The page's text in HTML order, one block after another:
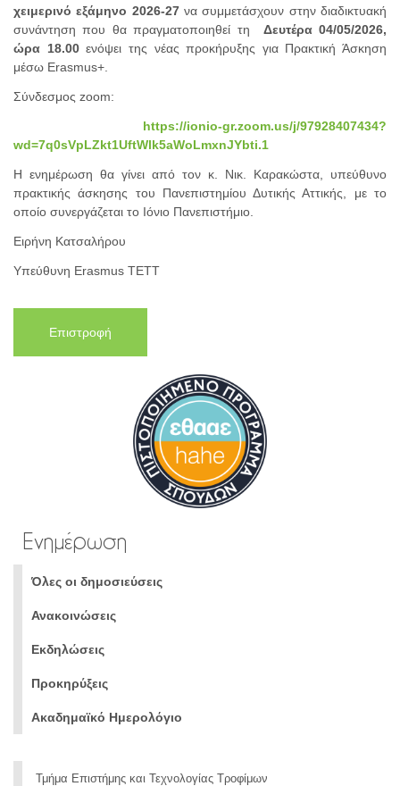
χειμερινό εξάμηνο 2026-27 να συμμετάσχουν στην διαδικτυακή
συνάντηση που θα πραγματοποιηθεί τη
Δευτέρα 04/05/2026,
ώρα 18.00ενόψει της νέας προκήρυξης για Πρακτική Άσκηση
μέσω Erasmus+.
Σύνδεσμος zoom:
https://ionio-gr.zoom.us/j/97928407434?
wd=7q0sVpLZkt1UftWlk5aWoLmxnJYbti.1
Η ενημέρωση θα γίνει από τον κ. Νικ. Καρακώστα, υπεύθυνο
πρακτικής άσκησης του Πανεπιστημίου Δυτικής Αττικής, με το
οποίο συνεργάζεται το Ιόνιο Πανεπιστήμιο.
Ειρήνη Κατσαλήρου
Υπεύθυνη Erasmus ΤΕΤΤ
Επιστροφή
Ενημέρωση
Όλες οι δημοσιεύσεις
Ανακοινώσεις
Εκδηλώσεις
Προκηρύξεις
Ακαδημαϊκό Ημερολόγιο
Τμήμα Επιστήμης και Τεχνολογίας Τροφίμων